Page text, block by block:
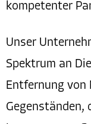
kompetenter
Unser
Spektrum an
Entfernung von
Gegenständen,